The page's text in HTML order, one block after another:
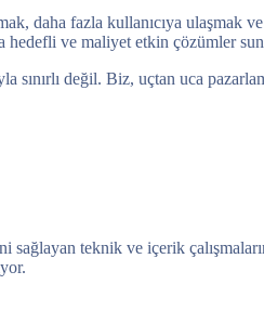
daha fazla kullanıcıya ulaşmak
hedefli ve maliyet etkin çözümler
değil. Biz, uçtan uca
teknik ve içerik